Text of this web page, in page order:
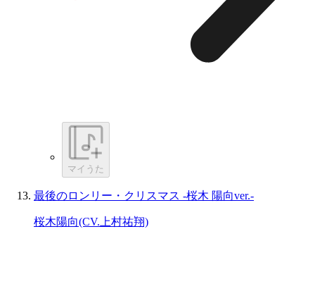
マイうた
最後のロンリー・クリスマス -桜木 陽向ver.-
桜木陽向(CV.上村祐翔)